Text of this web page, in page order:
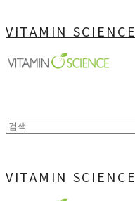
VITAMIN SCIENCE
VITAMIN SCIENCE